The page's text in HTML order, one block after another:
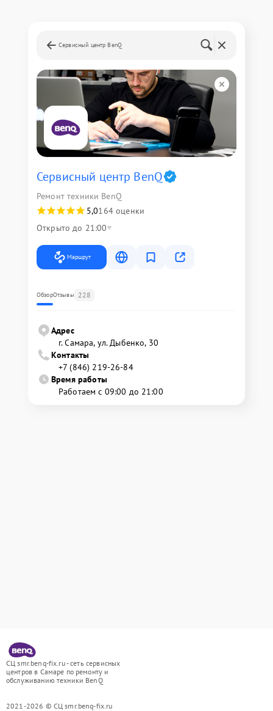
Сервисный центр BenQ
Сервисный центр BenQ
Ремонт техники BenQ
5,0164 оценки
Открыто до 21:00
Маршрут
ОбзорОтзывы 228
Адрес
г. Самара, ул. Дыбенко, 30
Контакты
+7 (846) 219-26-84
Время работы
Работаем с 09:00 до 21:00
СЦ smr.benq-fix.ru - сеть сервисных
центров в Самаре по ремонту и
обслуживанию техники BenQ
2021-2026 © СЦ smr.benq-fix.ru